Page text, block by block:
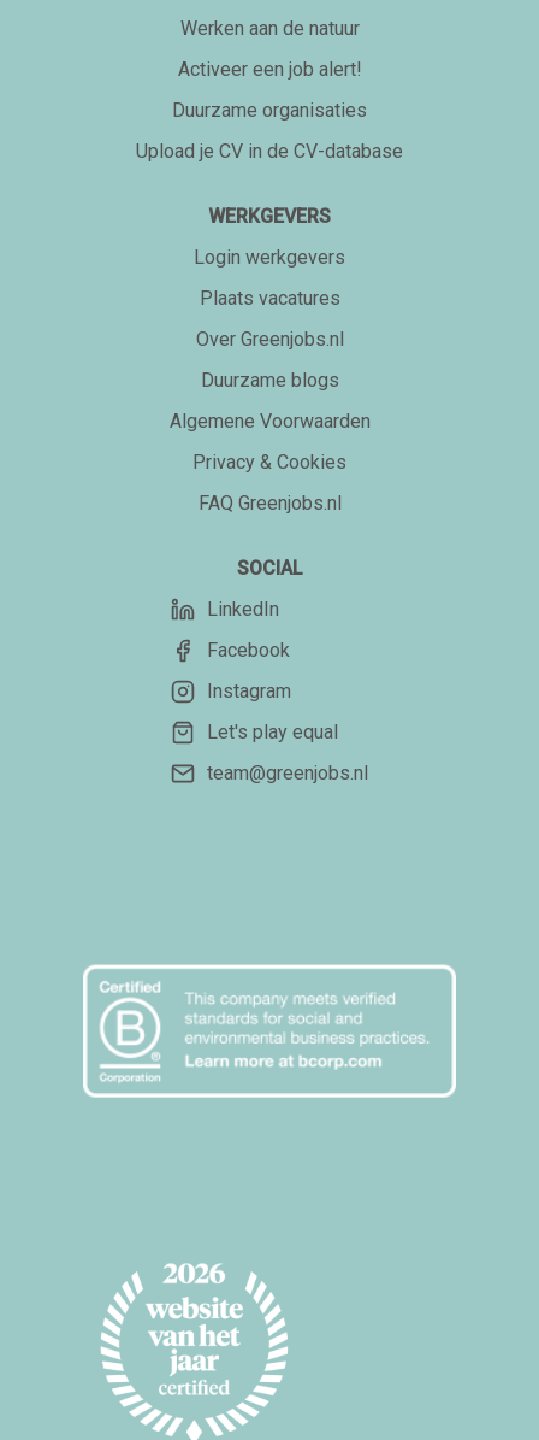
Werken aan de natuur
Activeer een job alert!
Duurzame organisaties
Upload je CV in de CV-database
WERKGEVERS
Login werkgevers
Plaats vacatures
Over Greenjobs.nl
Duurzame blogs
Algemene Voorwaarden
Privacy & Cookies
FAQ Greenjobs.nl
SOCIAL
LinkedIn
Facebook
Instagram
Let's play equal
team@greenjobs.nl